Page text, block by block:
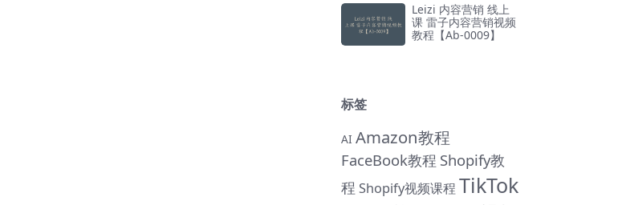
Leizi 内容营销 线上
课 雷子内容营销视频
教程【Ab-0009】
标签
AI Amazon教程
FaceBook教程 Shopify教
程 Shopify视频课程 TikTok